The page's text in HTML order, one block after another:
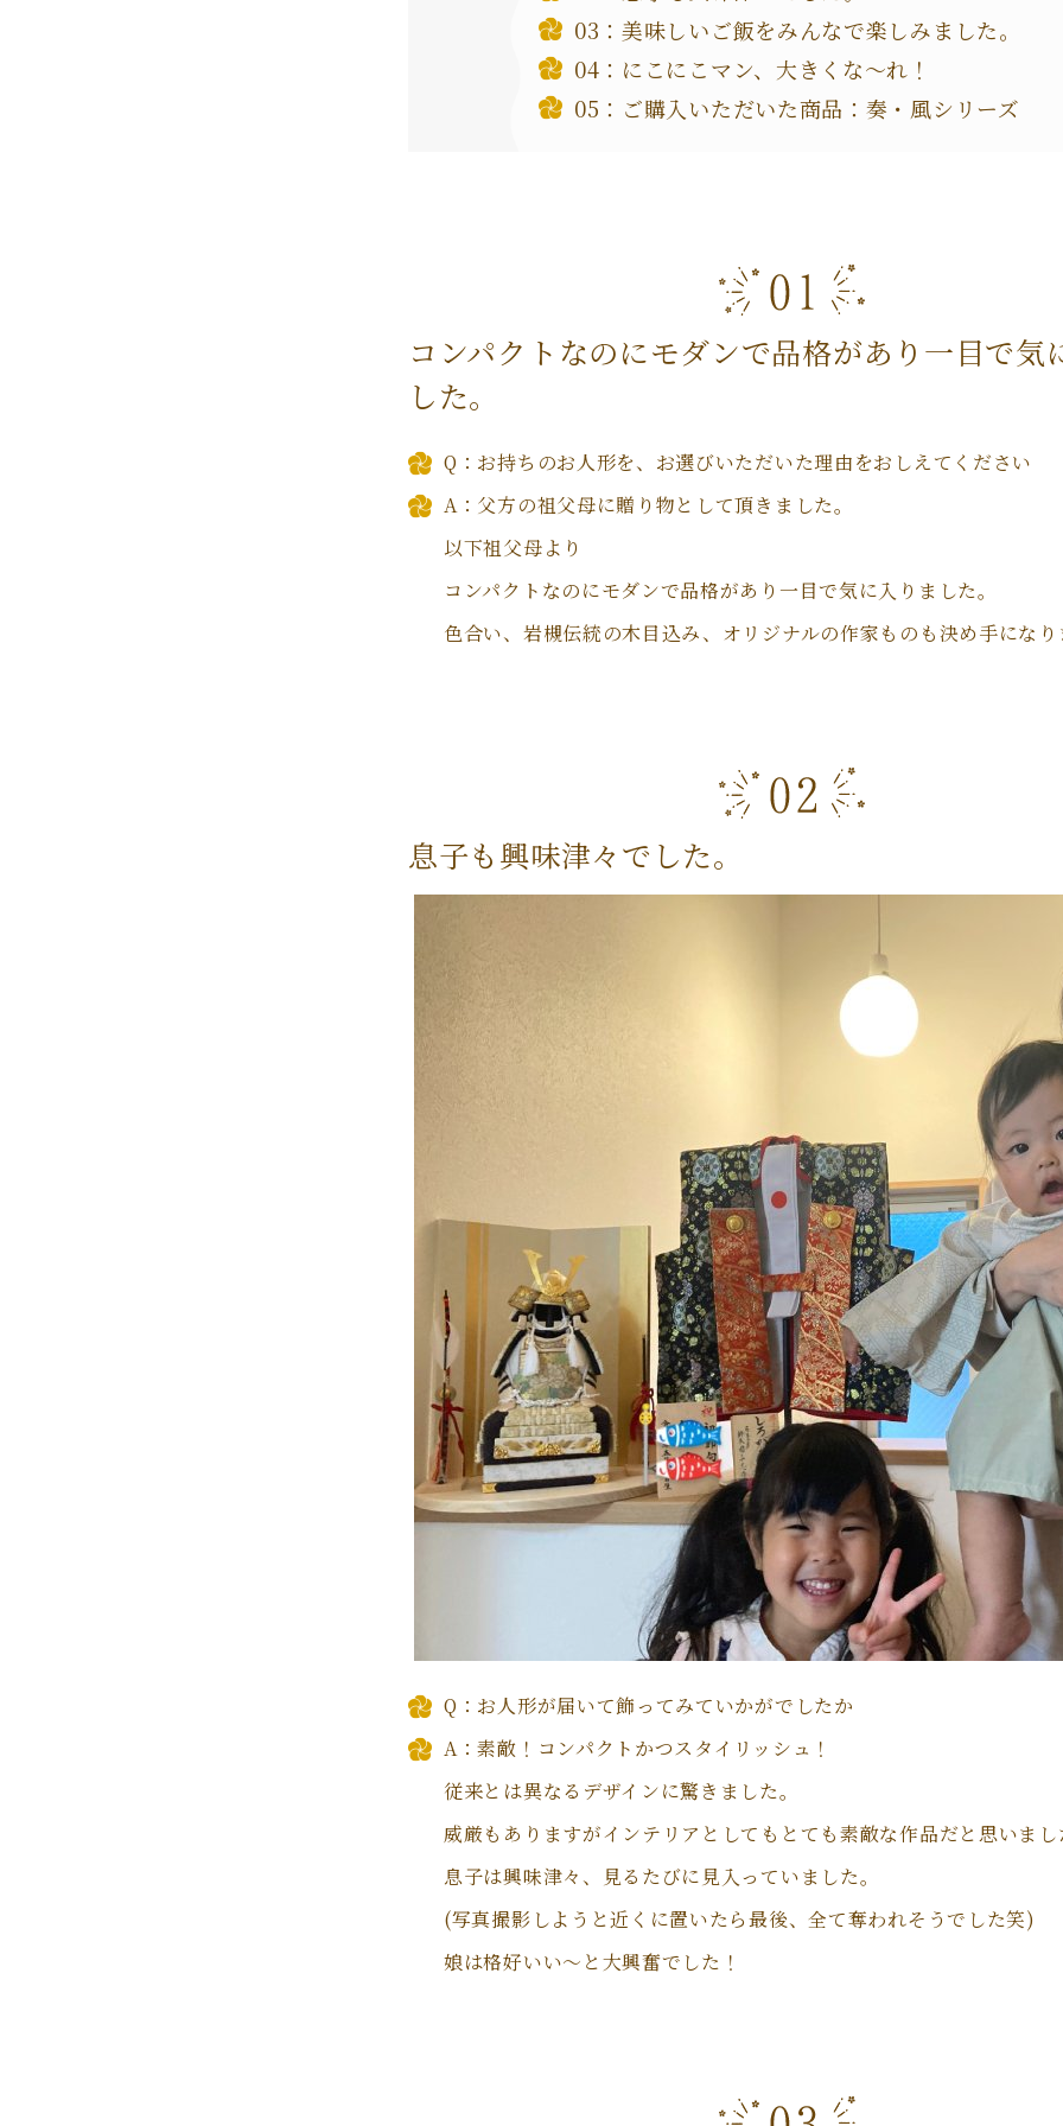
美味しいご飯をみんなで楽しみました。
にこにこマン、大きくな～れ！
ご購入いただいた商品：奏・風シリーズ
コンパクトなのにモダンで品格があり一目で気
した。
Q：お持ちのお人形を、お選びいただいた理由をおしえてください
A：父方の祖父母に贈り物として頂きました。
以下祖父母より
コンパクトなのにモダンで品格があり一目で気に入りました。
色合い、岩槻伝統の木目込み、オリジナルの作家ものも決め手にな
息子も興味津々でした。
Q：お人形が届いて飾ってみていかがでしたか
A：素敵！コンパクトかつスタイリッシュ！
従来とは異なるデザインに驚きました。
威厳もありますがインテリアとしてもとても素敵な作品だと思いま
息子は興味津々、見るたびに見入っていました。
(写真撮影しようと近くに置いたら最後、全て奪われそうでした笑)
娘は格好いい～と大興奮でした！